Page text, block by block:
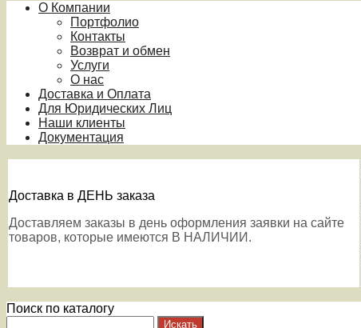
О Компании
Портфолио
Контакты
Возврат и обмен
Услуги
О нас
Доставка и Оплата
Для Юридических Лиц
Наши клиенты
Документация
Доставка в ДЕНЬ заказа
Доставляем заказы в день оформления заявки на сайте
товаров, которые имеются В НАЛИЧИИ.
Поиск по каталогу